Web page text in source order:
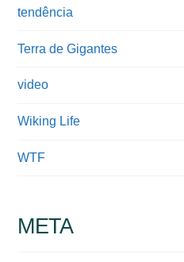
tendência
Terra de Gigantes
video
Wiking Life
WTF
META